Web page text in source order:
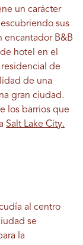
un carácter
sus
encantador B&B
hotel en el
de
de una
gran ciudad.
los barrios que
Salt Lake City.
al centro
se
la